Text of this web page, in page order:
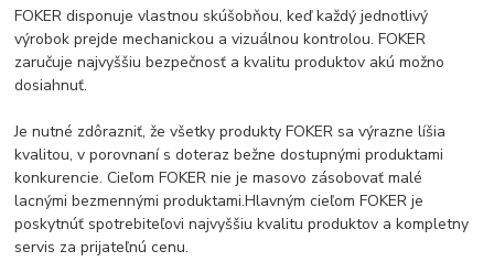
FOKER disponuje vlastnou skúšobňou, keď každý jednotlivý
výrobok prejde mechanickou a vizuálnou kontrolou. FOKER
zaručuje najvyššiu bezpečnosť a kvalitu produktov akú možno
dosiahnuť.
Je nutné zdôrazniť, že všetky produkty FOKER sa výrazne líšia
kvalitou, v porovnaní s doteraz bežne dostupnými produktami
konkurencie. Cieľom FOKER nie je masovo zásobovať malé
lacnými bezmennými produktami.Hlavným cieľom FOKER je
poskytnúť spotrebiteľovi najvyššiu kvalitu produktov a kompletny
servis za prijateľnú cenu.